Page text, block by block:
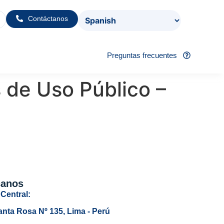
Contáctanos
Preguntas frecuentes
Uso Público –
Rosa Nº 135, Lima - Perú